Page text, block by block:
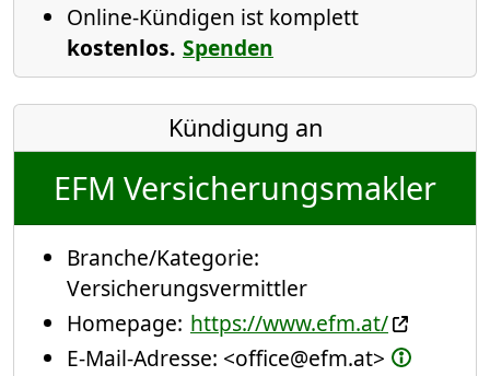
Online-Kündigen ist komplett
kostenlos. Spenden
Kündigung an
EFM Versicherungsmakler
Branche/Kategorie:
Versicherungsvermittler
Homepage: https://www.efm.at/
E-Mail-Adresse: <office@efm.at>